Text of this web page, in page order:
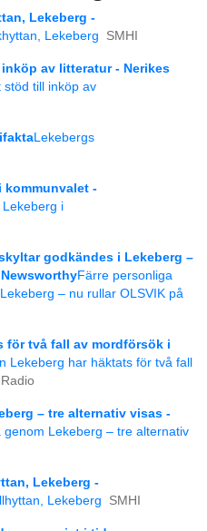
Lekeberg -
Lekeberg SMHI
av litteratur - Nerikes
stöd till inköp av
Lekebergs
kommunvalet -
i
godkändes i Lekeberg –
Färre personliga
– nu rullar OLSVIK på
för två fall av mordförsök i
Lekeberg har häktats för två fall
– tre alternativ visas -
genom Lekeberg – tre alternativ
Lekeberg -
Lekeberg SMHI